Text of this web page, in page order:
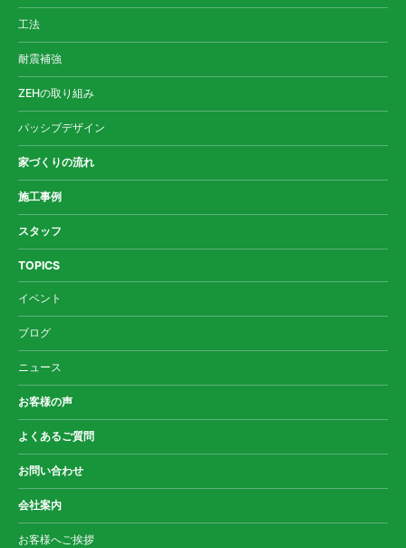
工法
耐震補強
ZEHの取り組み
パッシブデザイン
家づくりの流れ
施工事例
スタッフ
TOPICS
イベント
ブログ
ニュース
お客様の声
よくあるご質問
お問い合わせ
会社案内
お客様へご挨拶